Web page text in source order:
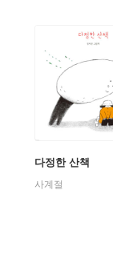
다정한 산책
사계절